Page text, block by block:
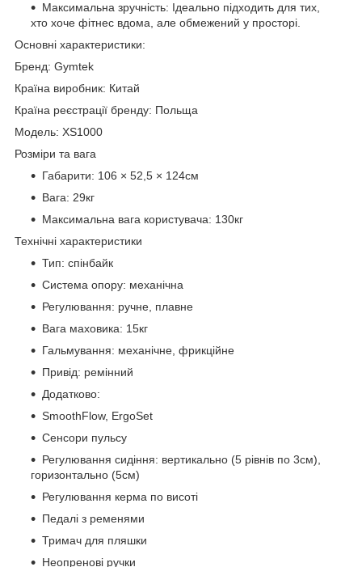
Максимальна зручність: Ідеально підходить для тих,
хто хоче фітнес вдома, але обмежений у просторі.
Основні характеристики:
Бренд: Gymtek
Країна виробник: Китай
Країна реєстрації бренду: Польща
Модель: XS1000
Розміри та вага
Габарити: 106 × 52,5 × 124см
Вага: 29кг
Максимальна вага користувача: 130кг
Технічні характеристики
Тип: спінбайк
Система опору: механічна
Регулювання: ручне, плавне
Вага маховика: 15кг
Гальмування: механічне, фрикційне
Привід: ремінний
Додатково:
SmoothFlow, ErgoSet
Сенсори пульсу
Регулювання сидіння: вертикально (5 рівнів по 3см),
горизонтально (5см)
Регулювання керма по висоті
Педалі з ременями
Тримач для пляшки
Неопренові ручки